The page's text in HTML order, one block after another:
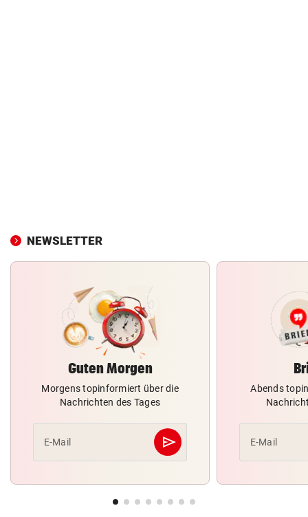
NEWSLETTER
Guten Morgen
Morgens topinformiert über die
Nachrichten des Tages
E-Mail send
Abschicken
Abends
E-Mail